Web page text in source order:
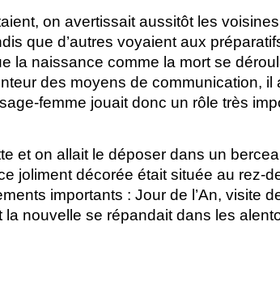
on avertissait aussitôt les
que d’autres voyaient aux
la naissance comme la mort se
des moyens de communication, il
femme jouait donc un rôle très
et on allait le déposer dans un
joliment décorée était située au rez-
importants : Jour de l’An, visite
nouvelle se répandait dans les